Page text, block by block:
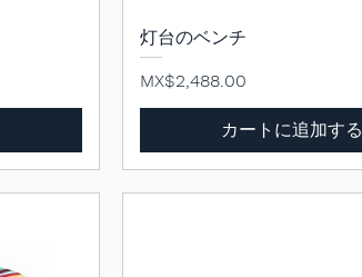
クイックビュー
灯台のベンチ
価格
MX$2,488.00
カートに追加する